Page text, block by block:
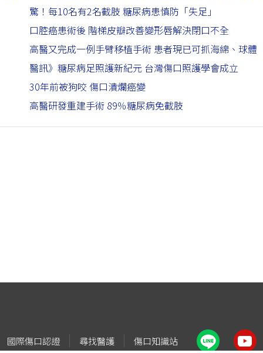
驚！每10名有2名截肢 糖尿病患慎防「失足」
口腔癌患術後 階梯皮瓣改善變形唇解決閉口不全
高醫又完成一例手臂移植手術 患者現已可抓海綿、球體
醫訊》糖尿病足照護新紀元 台灣傷口照護學會成立
30年前被狗咬 傷口潰爛癌變
高醫研發重建手術 89％糖尿病免截肢
國際傷口認證 尋找醫護 傷口知識站